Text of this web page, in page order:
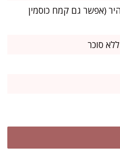
(אפשר גם קמח כוסמין